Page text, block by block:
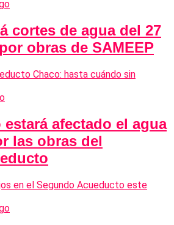
cortes de agua del 27
obras de SAMEEP
estará afectado el agua
las obras del